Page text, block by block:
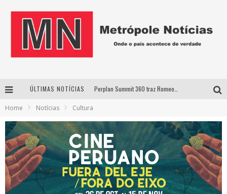
ÚLTIMAS NOTÍCIAS
Uberlândia recebe estreia nacional de espetáculo inspirado em episódio marcante da vida de Friedrich Nietzsche
Agosto Dourado: apoio, informação e acolhimento fortalecem o sucesso da amamentação
Home Notícias Cultura